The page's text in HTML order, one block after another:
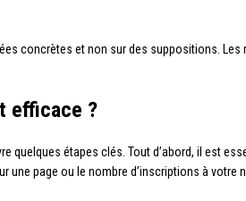
concrètes et non sur des suppositions.
efficace ?
quelques étapes clés. Tout d’abord, il est
une page ou le nombre d’inscriptions à